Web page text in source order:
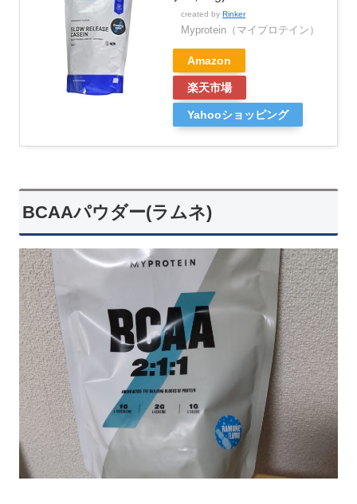
created by Rinker
Myprotein（マイプロテイン）
Amazon
楽天市場
Yahooショッピング
BCAAパウダー(ラムネ)